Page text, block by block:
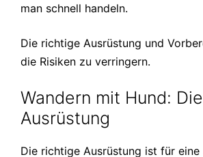
man schnell handeln.
Die richtige Ausrüstung und
die Risiken zu verringern.
Wandern mit Hund:
Ausrüstung
Die richtige Ausrüstung ist für eine